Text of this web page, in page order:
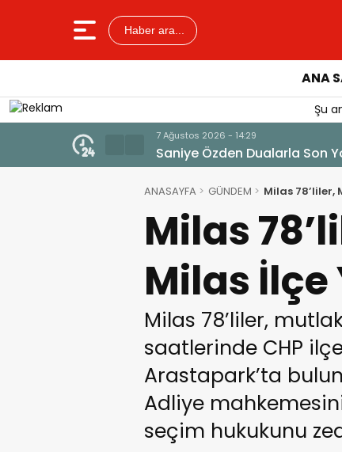
Haber ara...
ANA
Şu
7 Ağustos 2026 - 14:14
Tercih Döneminde Barınma
ANASAYFA GÜNDEM Milas
Milas
Milas
Milas 78’liler,
saatlerinde CHP
Arastapark’ta
Adliye
seçim hukukunu